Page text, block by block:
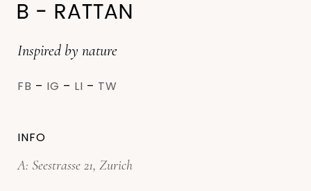
Inspired by nature
FB – IG – LI – TW
INFO
A: Seestrasse 21, Zurich